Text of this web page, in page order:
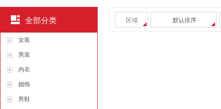
区域 默认排序
全部分类
女装
男装
内衣
婚饰
男鞋